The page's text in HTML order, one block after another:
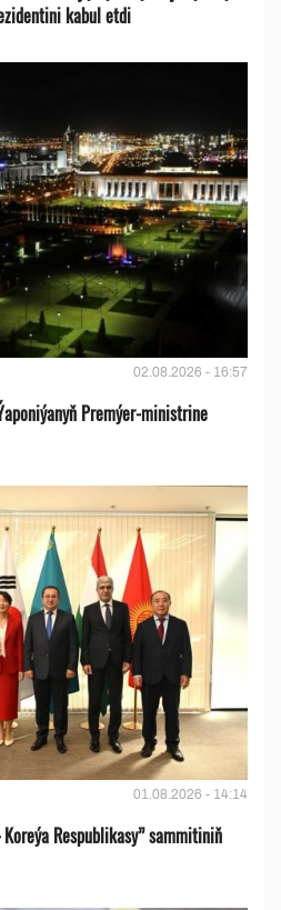
kabul etdi
02.08.2026 - 16:57
Premýer-ministrine
01.08.2026 - 14:14
Respublikasy” sammitiniň